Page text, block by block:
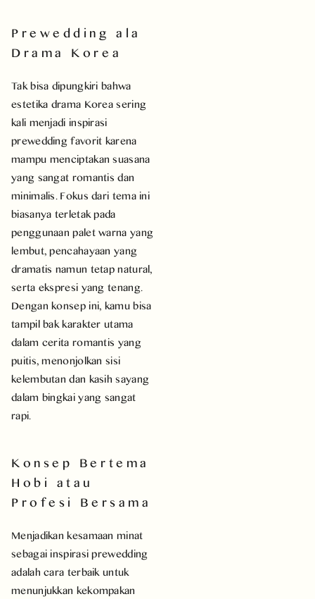
Prewedding ala
Drama Korea
Tak bisa dipungkiri bahwa
estetika drama Korea sering
kali menjadi inspirasi
prewedding favorit karena
mampu menciptakan suasana
yang sangat romantis dan
minimalis. Fokus dari tema ini
biasanya terletak pada
penggunaan palet warna yang
lembut, pencahayaan yang
dramatis namun tetap natural,
serta ekspresi yang tenang.
Dengan konsep ini, kamu bisa
tampil bak karakter utama
dalam cerita romantis yang
puitis, menonjolkan sisi
kelembutan dan kasih sayang
dalam bingkai yang sangat
rapi.
Konsep Bertema
Hobi atau
Profesi Bersama
Menjadikan kesamaan minat
sebagai inspirasi prewedding
adalah cara terbaik untuk
menunjukkan kekompakan